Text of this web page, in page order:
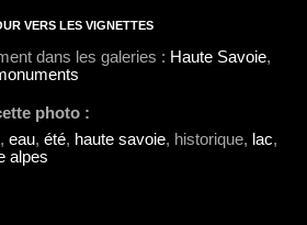
VERS LES VIGNETTES
dans les galeries : Haute Savoie,
photo :
, eau, été, haute savoie, historique, lac,
alpes